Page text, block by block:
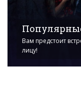
Вам предстоит
лицу!